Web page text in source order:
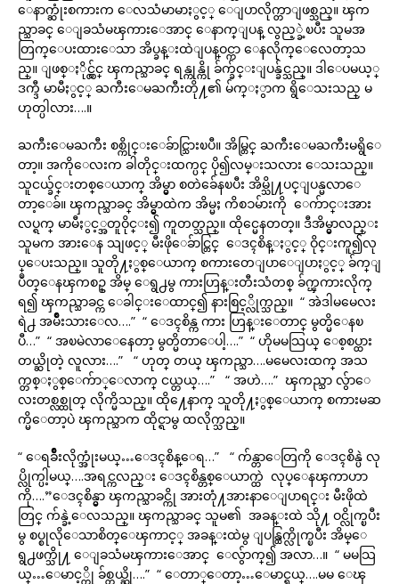
ေနာက္ဆုံးစကားက ေလသံမာမာႏွင့္ ေျပာလိုက္တာျဖစ္သည္။ ၾက
ည္သာခင္ ေျခသံမၾကားေအာင္ ေနာက္ျပန္ လွည့္ခဲ့ၿပီး သူမအ
တြက္ေပးထားေသာ အိပ္ခန္းထဲျပန္ဝင္ကာ ေနလိုက္ေလေတာ့သ
ည္။ ျဖစ္ႏိုင္လွ်င္ ၾကည္သာခင္ ရန္ကုန္ကို ခ်က္ခ်င္းျပန္ခ်င္သည္။ ဒါေပမယ့္
ဒက္ဒီ မာမီႏွင့္ ႀကီးေမႀကီးတို႔၏ မ်က္ႏွာက ရွိေသးသည္ မ
ဟုတ္ပါလား….။
ႀကီးေမႀကီး စစ္ကိုင္းေခ်ာင္သြားၿပီ။ အိမ္တြင္ ႀကီးေမႀကီးမရွိေ
တာ့။ အကိုေလးက ခါတိုင္းထက္ပင္ ပို၍လမ္းသလား ေသးသည္။
သူငယ္ခ်င္းတစ္ေယာက္ အိမ္မွာ စတဲခ်ေနၿပီး အိမ္သို႔ပင္ျပန္မလာေ
တာ့ေခ်။ ၾကည္သာခင္ အိမ္မွာထဲက အိမ္မႈ ကိစၥမ်ားကို ေက်ာင္းအား
လပ္ရက္ မာမီႏွင့္အတူဝိုင္း၍ ကူတတ္သည္။ ထိုင္မေနတတ္။ ဒီအိမ္မွာလည္း
သူမက အားေန သျဖင့္ မီးဖိုေခ်ာင္တြင္ ေဒၚစိန္ႏွင့္ ဝိုင္းကူ၍လု
ပ္ေပးသည္။ သူတို႔ႏွစ္ေယာက္ စကားတေျပာေျပာႏွင့္ ခ်က္ျ
ပဳတ္ေနၾကစဥ္ အိမ္ ေရွ႕မွ ကားဟြန္းတီးသံတစ္ ခ်က္ၾကားလိုက္
ရ၍ ၾကည္သာခင္က ေခါင္းေထာင္၍ နားစြင့္လိုက္သည္။ “ အဲဒါမမေလး
ရဲ႕ အမ်ိဳးသားေလ….” “ ေဒၚစိန္က ကား ဟြန္းေတာင္ မွတ္မိေနၿ
ပီ…” “ အၿမဲလာေနေတာ့ မွတ္မိတာေပါ့….” “ ဟိုမမသြယ္ ေစ့စပ္ထား
တယ္ဆိုတဲ့ လူလား….” “ ဟုတ္ တယ္ ၾကည္သာ….မမေလးထက္ အသ
က္တစ္ႏွစ္ေက်ာ္ေလာက္ ငယ္တယ္….” “ အဟဲ….” ၾကည္သာ လွ်ာေ
လးတစ္လစ္ထုတ္ လိုက္မိသည္။ ထို႔ေနာက္ သူတို႔ႏွစ္ေယာက္ စကားမဆ
က္မိေတာ့ပဲ ၾကည္သာက ထိုင္ရာမွ ထလိုက္သည္။
“ ေရခ်ိဳးလိုက္အုံးမယ္…ေဒၚစိန္ေရ…” “ က်န္တာေတြကို ေဒၚစိန္ပဲ လု
ပ္လိုက္ပါ့မယ္….အရင္ကလည္း ေဒၚစိန္တစ္ေယာက္ထဲ လုပ္ေနၾကာဟာ
ကို….”ေဒၚစိန္မွာ ၾကည္သာခင္ကို အားတုံ႔အားနာေျပာရင္း မီးဖိုထဲ
တြင္ က်န္ခဲ့ေလသည္။ ၾကည္သာခင္ သူမ၏ အခန္းထဲ သို႔ ဝင္လိုက္ၿပီး
မွ စပ္စုလိုေသာစိတ္ေၾကာင့္ အခန္းထဲမွ ျပန္ထြက္လိုက္ၿပီး အိမ္ေ
ရွ႕ဖက္သို႔ ေျခသံမၾကားေအာင္ ေလွ်ာက္၍ အလာ…။ “ မမသြ
ယ္…ေမာင့္ကို ခ်စ္တယ္ဆို….” “ ေတာ္ေတာ့…ေမာင္ရယ္….မမ ေၾ